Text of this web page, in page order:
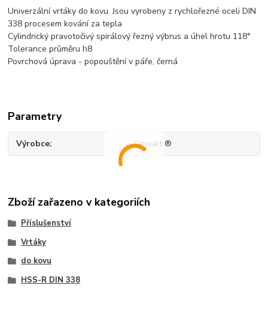
Univerzální vrtáky do kovu. Jsou vyrobeny z rychlořezné oceli DIN
338 procesem kování za tepla
Cylindrický pravotočivý spirálový řezný výbrus a úhel hrotu 118°
Tolerance průměru h8
Povrchová úprava - popouštění v páře, černá
Parametry
Výrobce Dewalt ®
Zboží zařazeno v kategoriích
Příslušenství
Vrtáky
do kovu
HSS-R DIN 338